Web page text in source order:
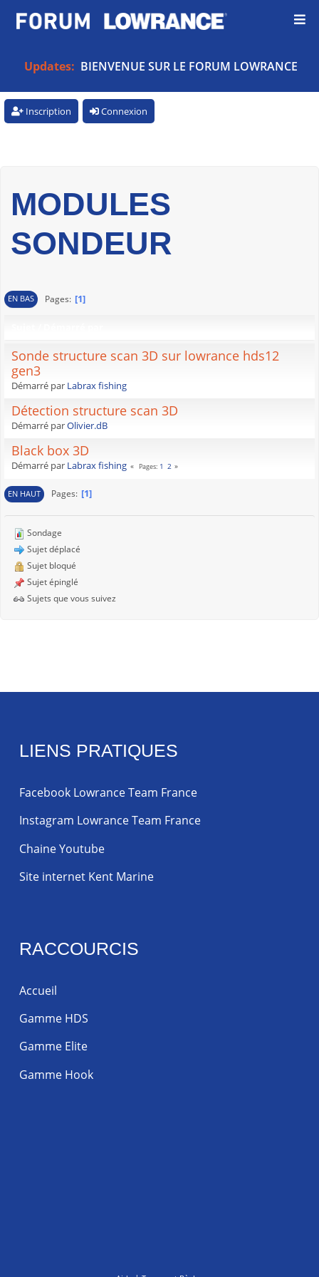
Updates: BIENVENUE SUR LE FORUM LOWRANCE
Inscription Connexion
MODULES
SONDEUR
EN BAS Pages 1
Sonde structure scan 3D sur lowrance hds12
gen3
Démarré par Labrax fishing
Détection structure scan 3D
Démarré parOlivier.dB
Black box 3D
Démarré par Labrax fishing Pages 1 2
EN HAUT Pages 1
Sondage
Sujet déplacé
Sujet bloqué
Sujet épinglé
Sujets que vous suivez
LIENS PRATIQUES
Facebook Lowrance Team France
Instagram Lowrance Team France
Chaine Youtube
Site internet Kent Marine
RACCOURCIS
Accueil
Gamme HDS
Gamme Elite
Gamme Hook